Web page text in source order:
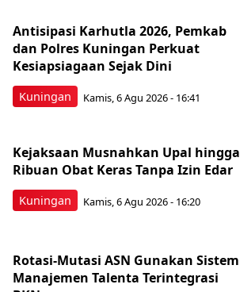
Kuningan
Antisipasi Karhutla 2026, Pemkab
dan Polres Kuningan Perkuat
Kesiapsiagaan Sejak Dini
Kamis, 6 Agu 2026 - 16:41
Kuningan
Kejaksaan Musnahkan Upal hingga
Ribuan Obat Keras Tanpa Izin Edar
Kamis, 6 Agu 2026 - 16:20
Rotasi-Mutasi ASN Gunakan Sistem
Manajemen Talenta Terintegrasi